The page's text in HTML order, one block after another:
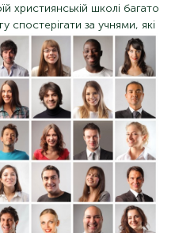
християнській школі багато
спостерігати за учнями, які